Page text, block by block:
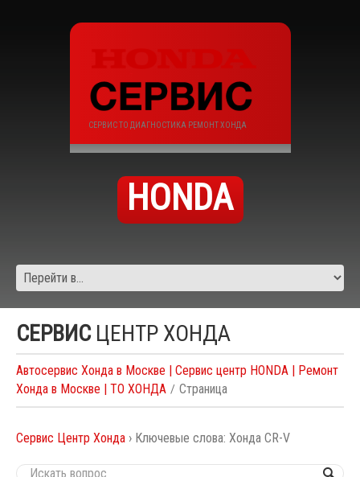
СЕРВИС ТО ДИАГНОСТИКА РЕМОНТ ХОНДА
HONDA
СЕРВИСЦЕНТР ХОНДА
Автосервис Хонда в Москве | Сервис центр HONDA | Ремонт
Хонда в Москве | ТО ХОНДА
Страница
Сервис Центр Хонда › Ключевые слова: Хонда CR-V